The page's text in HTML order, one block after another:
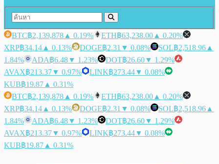
BTC฿2,139,878 ▲ 0.19% ETH฿63,238.00 ▲ 0.20%
XRP฿34.14 ▲ 0.13% DOGE฿2.31 ▼ 0.08% SOL฿2,518.96 ▲
1.84%
ADA฿6.48▼ 1.23% DOT฿26.60▼ 1.29%
AVAX฿213.37▼ 0.97% LINK฿273.44▼ 0.08%
KUB฿19.87 ▲ 0.31%
BTC฿2,139,878 ▲ 0.19% ETH฿63,238.00 ▲ 0.20%
XRP฿34.14 ▲ 0.13% DOGE฿2.31 ▼ 0.08% SOL฿2,518.96 ▲
1.84%
ADA฿6.48▼ 1.23% DOT฿26.60▼ 1.29%
AVAX฿213.37▼ 0.97% LINK฿273.44▼ 0.08%
KUB฿19.87 ▲ 0.31%